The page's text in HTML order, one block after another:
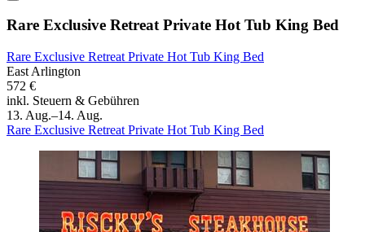
Rare Exclusive Retreat Private Hot Tub King Bed
Rare Exclusive Retreat Private Hot Tub King Bed
East Arlington
572 €
inkl. Steuern & Gebühren
13. Aug.–14. Aug.
Rare Exclusive Retreat Private Hot Tub King Bed